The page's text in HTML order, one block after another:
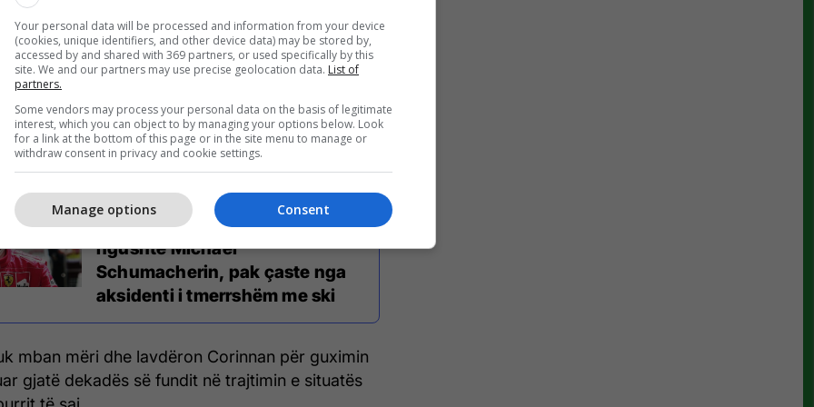
i Ferrarit, Jean Todt është një nga të vetmit
të tyre të ngushtë që i është dhënë akses.
Schumacherit debutimin e tij në F1 me ekipin
Ford në vitin 1991, është gjithashtu një mik i
por atij nuk i është dhënë akses për vizitë.
Si e tradhtoi ish-shoku i
ngushtë Michael
Schumacherin, pak çaste nga
aksidenti i tmerrshëm me ski
mban mëri dhe lavdëron Corinnan për guximin
gjatë dekadës së fundit në trajtimin e situatës
Your personal data will be processed and information from your device
(cookies, unique identifiers, and other device data) may be stored by,
accessed by and shared with 369 partners, or used specifically by this
site. We and our partners may use precise geolocation data. List of
partners.
Some vendors may process your personal data on the basis of legitimate
interest, which you can object to by managing your options below. Look
for a link at the bottom of this page or in the site menu to manage or
withdraw consent in privacy and cookie settings.
Consent
Manage options